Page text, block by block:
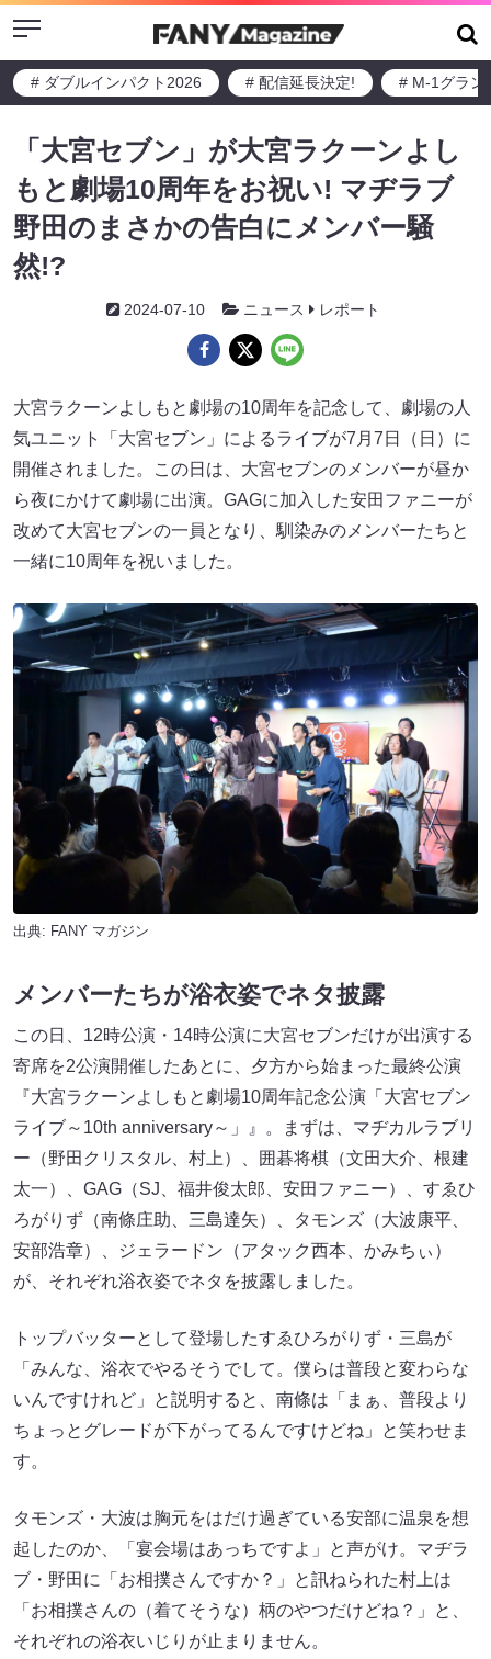
Menu
# ダブルインパクト2026 # 配信延長決定! # M-1グラン
「大宮セブン」が大宮ラクーンよし
もと劇場10周年をお祝い! マヂラブ
野田のまさかの告白にメンバー騒
然!?
2024-07-10 ニュース レポート
大宮ラクーンよしもと劇場の10周年を記念して、劇場の人
気ユニット「大宮セブン」によるライブが7月7日（日）に
開催されました。この日は、大宮セブンのメンバーが昼か
ら夜にかけて劇場に出演。GAGに加入した安田ファニーが
改めて大宮セブンの一員となり、馴染みのメンバーたちと
一緒に10周年を祝いました。
出典: FANY マガジン
メンバーたちが浴衣姿でネタ披露
この日、12時公演・14時公演に大宮セブンだけが出演する
寄席を2公演開催したあとに、夕方から始まった最終公演
『大宮ラクーンよしもと劇場10周年記念公演「大宮セブン
ライブ～10th anniversary～」』。まずは、マヂカルラブリ
ー（野田クリスタル、村上）、囲碁将棋（文田大介、根建
太一）、GAG（SJ、福井俊太郎、安田ファニー）、すゑひ
ろがりず（南條庄助、三島達矢）、タモンズ（大波康平、
安部浩章）、ジェラードン（アタック西本、かみちぃ）
が、それぞれ浴衣姿でネタを披露しました。
トップバッターとして登場したすゑひろがりず・三島が
「みんな、浴衣でやるそうでして。僕らは普段と変わらな
いんですけれど」と説明すると、南條は「まぁ、普段より
ちょっとグレードが下がってるんですけどね」と笑わせま
す。
タモンズ・大波は胸元をはだけ過ぎている安部に温泉を想
起したのか、「宴会場はあっちですよ」と声がけ。マヂラ
ブ・野田に「お相撲さんですか？」と訊ねられた村上は
「お相撲さんの（着てそうな）柄のやつだけどね？」と、
それぞれの浴衣いじりが止まりません。